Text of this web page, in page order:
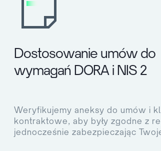
Dostosowanie umów do
wymagań DORA i NIS 2
Weryfikujemy aneksy do umów i
kontraktowe, aby były zgodne z
jednocześnie zabezpieczając